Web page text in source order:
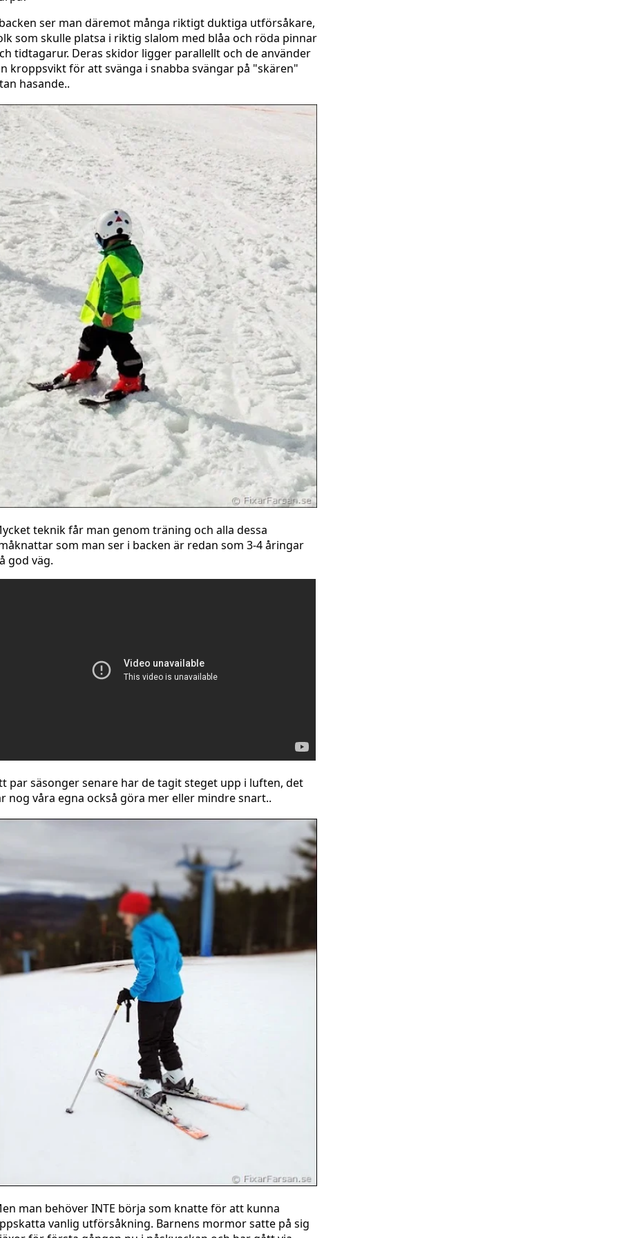
ser man däremot många riktigt duktiga utförsåkare,
som skulle platsa i riktig slalom med blåa och röda pinnar
tidtagarur. Deras skidor ligger parallellt och de använder
kroppsvikt för att svänga i snabba svängar på "skären"
hasande..
teknik får man genom träning och alla dessa
som man ser i backen är redan som 3-4 åringar
god väg.
par säsonger senare har de tagit steget upp i luften, det
nog våra egna också göra mer eller mindre snart..
man behöver INTE börja som knatte för att kunna
vanlig utförsåkning. Barnens mormor satte på sig